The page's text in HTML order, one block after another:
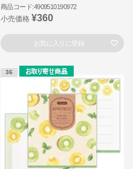
商品コード:4909510190972
小売価格 ¥360
お気に入りに登録
36